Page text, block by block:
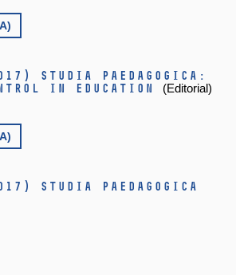
Studia paedagogica:
in Education
(Editorial)
Studia paedagogica